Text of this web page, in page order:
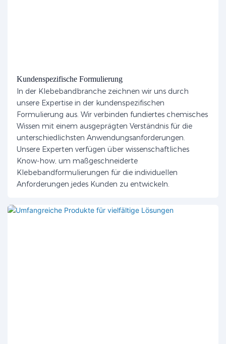
Kundenspezifische Formulierung
In der Klebebandbranche zeichnen wir uns durch
unsere Expertise in der kundenspezifischen
Formulierung aus. Wir verbinden fundiertes chemisches
Wissen mit einem ausgeprägten Verständnis für die
unterschiedlichsten Anwendungsanforderungen.
Unsere Experten verfügen über wissenschaftliches
Know-how, um maßgeschneiderte
Klebebandformulierungen für die individuellen
Anforderungen jedes Kunden zu entwickeln.